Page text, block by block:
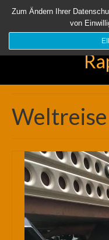
Startseite Aktuell
Suchen
Weltreise
Zum Ändern Ihrer
von